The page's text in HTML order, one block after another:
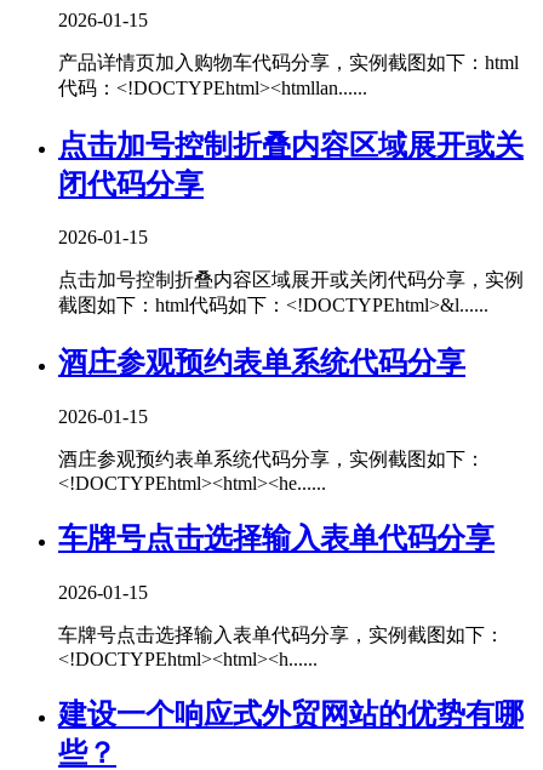
2026-01-15
产品详情页加入购物车代码分享，实例截图如下：html
代码：<!DOCTYPEhtml><htmllan......
点击加号控制折叠内容区域展开或关
闭代码分享
2026-01-15
点击加号控制折叠内容区域展开或关闭代码分享，实例
截图如下：html代码如下：<!DOCTYPEhtml>&l......
酒庄参观预约表单系统代码分享
2026-01-15
酒庄参观预约表单系统代码分享，实例截图如下：
<!DOCTYPEhtml><html><he......
车牌号点击选择输入表单代码分享
2026-01-15
车牌号点击选择输入表单代码分享，实例截图如下：
<!DOCTYPEhtml><html><h......
建设一个响应式外贸网站的优势有哪
些？